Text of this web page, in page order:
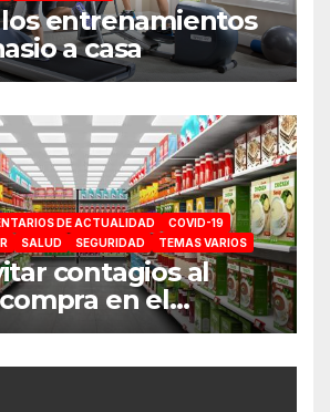
entrenamientos
a casa
DE ACTUALIDAD
COVID-19
SALUD SEGURIDAD TEMAS VARIOS
contagios al
en el